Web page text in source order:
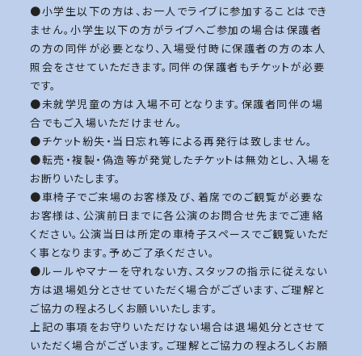
●小学生以下の方は、お一人でライブに参加することはでき
ません。小学生以下の方がライブへご参加の場合は保護者
の方の同伴が必要となり、入場受付時に保護者の方の本人
照会をさせていただきます。同伴の保護者もチケットが必要
です。
●未就学児童の方は入場不可となります。保護者同伴の場
合でもご入場いただけません。
●チケット紛失・当日忘れ等による再発行は致しません。
●転売・複製・偽造等が発覚したチケットは無効とし、入場を
お断りいたします。
●車椅子でご来場のお客様及び、着席でのご観覧が必要な
お客様は、公演前日までに各公演のお問合せ先までご連絡
ください。公演当日は所定の車椅子スペースでご観覧いただ
く事となります。予めご了承ください。
●ルールやマナーを守れない方、スタッフの指示に従えない
方は退場処分とさせていただく場合がございます、ご理解と
ご協力の程よろしくお願いいたします。
上記の事項をお守りいただけない場合は退場処分とさせて
いただく場合がございます。ご理解とご協力の程よろしくお願